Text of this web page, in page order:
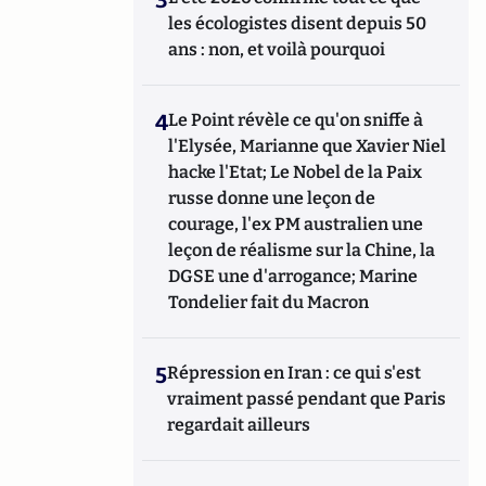
les écologistes disent depuis 50
ans : non, et voilà pourquoi
4Le Point révèle ce qu'on sniffe à
l'Elysée, Marianne que Xavier Niel
hacke l'Etat; Le Nobel de la Paix
russe donne une leçon de
courage, l'ex PM australien une
leçon de réalisme sur la Chine, la
DGSE une d'arrogance; Marine
Tondelier fait du Macron
5Répression en Iran : ce qui s'est
vraiment passé pendant que Paris
regardait ailleurs